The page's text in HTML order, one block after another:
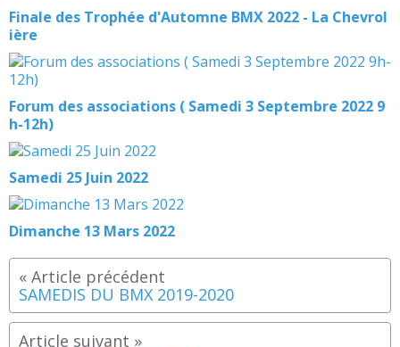
Finale des Trophée d'Automne BMX 2022 - La Chevrol
ière
Forum des associations ( Samedi 3 Septembre 2022 9
h-12h)
Samedi 25 Juin 2022
Dimanche 13 Mars 2022
SAMEDIS DU BMX 2019-2020